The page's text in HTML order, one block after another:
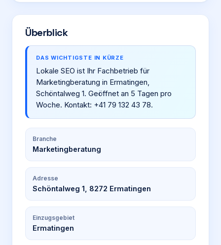
Überblick
DAS WICHTIGSTE IN KÜRZE
Lokale SEO ist Ihr Fachbetrieb für
Marketingberatung in Ermatingen,
Schöntalweg 1. Geöffnet an 5 Tagen pro
Woche. Kontakt: +41 79 132 43 78.
Branche
Marketingberatung
Adresse
Schöntalweg 1, 8272 Ermatingen
Einzugsgebiet
Ermatingen